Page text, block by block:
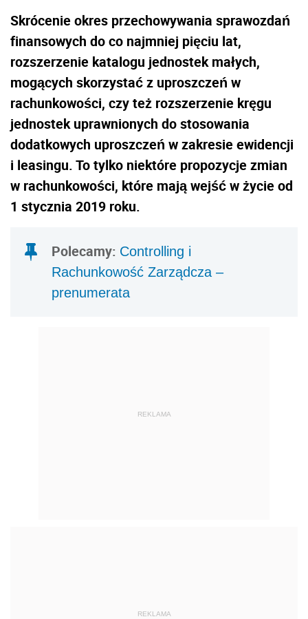
Skrócenie okres przechowywania sprawozdań
finansowych do co najmniej pięciu lat,
rozszerzenie katalogu jednostek małych,
mogących skorzystać z uproszczeń w
rachunkowości, czy też rozszerzenie kręgu
jednostek uprawnionych do stosowania
dodatkowych uproszczeń w zakresie ewidencji
i leasingu. To tylko niektóre propozycje zmian
w rachunkowości, które mają wejść w życie od
1 stycznia 2019 roku.
Polecamy: Controlling i
Rachunkowość Zarządcza –
prenumerata
REKLAMA
REKLAMA